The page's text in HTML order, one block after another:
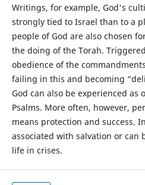
Writings, for example, God's
strongly tied to Israel than to a
people of God are also chosen
the doing of the Torah.
obedience of the
failing in this and becoming
God can also be experienced as
Psalms. More often, however,
means protection and success.
associated with salvation or can
life in crises.